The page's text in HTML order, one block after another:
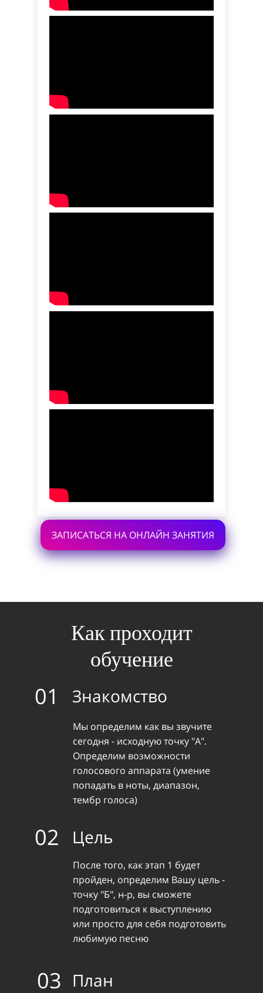
ЗАПИСАТЬСЯ НА ОНЛАЙН ЗАНЯТИЯ
Как проходит
обучение
01
02
03
Знакомство
Цель
План
Мы определим как вы звучите
сегодня - исходную точку "А".
Определим возможности
голосового аппарата (умение
попадать в ноты, диапазон,
тембр голоса)
После того, как этап 1 будет
пройден, определим Вашу цель -
точку "Б", н-р, вы сможете
подготовиться к выступлению
или просто для себя подготовить
любимую песню